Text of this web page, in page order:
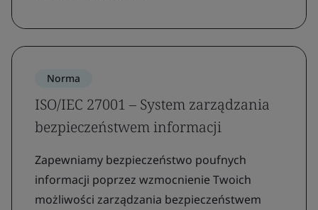
Norma
ISO/IEC 27001 – System zarządzania
bezpieczeństwem informacji
Zapewniamy bezpieczeństwo poufnych
informacji poprzez wzmocnienie Twoich
możliwości zarządzania bezpieczeństwem